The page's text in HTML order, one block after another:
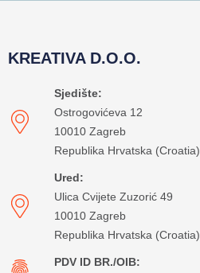
KREATIVA D.O.O.
Sjedište:
Ostrogovićeva 12
10010 Zagreb
Republika Hrvatska (Croatia)
Ured:
Ulica Cvijete Zuzorić 49
10010 Zagreb
Republika Hrvatska (Croatia)
PDV ID BR./OIB: